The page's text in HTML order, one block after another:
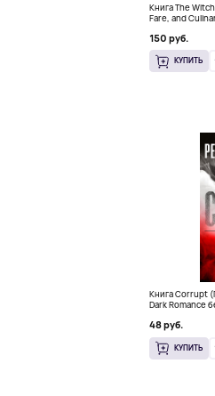
Книга The
Fare, and
150 руб.
КУПИТЬ
Книга Corrupt
Dark Romance
48 руб.
КУПИТЬ